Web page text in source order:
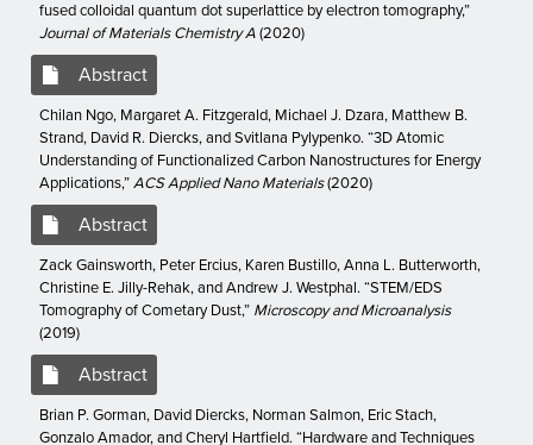
fused colloidal quantum dot superlattice by electron tomography,”
Journal of Materials Chemistry A(2020)
Abstract
Chilan Ngo, Margaret A. Fitzgerald, Michael J. Dzara, Matthew B.
Strand, David R. Diercks, and Svitlana Pylypenko. “3D Atomic
Understanding of Functionalized Carbon Nanostructures for Energy
Applications,”ACS Applied Nano Materials(2020)
Abstract
Zack Gainsworth, Peter Ercius, Karen Bustillo, Anna L. Butterworth,
Christine E. Jilly-Rehak, and Andrew J. Westphal. “STEM/EDS
Tomography of Cometary Dust,” Microscopy and Microanalysis
(2019)
Abstract
Brian P. Gorman, David Diercks, Norman Salmon, Eric Stach,
Gonzalo Amador, and Cheryl Hartfield. “Hardware and Techniques